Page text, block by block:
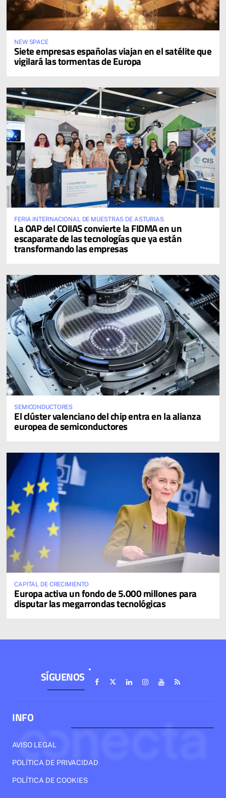
NEW SPACE
Siete empresas españolas viajan en el satélite que
vigilará las tormentas de Europa
FERIA INTERNACIONAL DE MUESTRAS DE ASTURIAS
La OAP del COIIAS convierte la FIDMA en un
escaparate de las tecnologías que ya están
transformando las empresas
SEMICONDUCTORES
El clúster valenciano del chip entra en la alianza
europea de semiconductores
CAPITAL DE CRECIMIENTO
Europa activa un fondo de 5.000 millones para
disputar las megarrondas tecnológicas
SÍGUENOS
INFO
AVISO LEGAL
POLÍTICA DE PRIVACIDAD
POLÍTICA DE COOKIES